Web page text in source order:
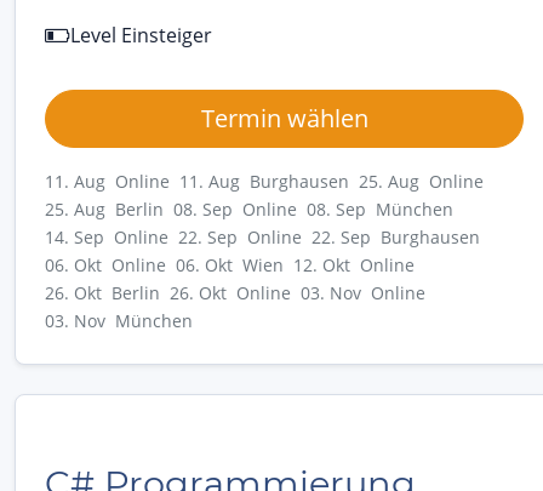
Level Einsteiger
Termin wählen
11. Aug Online 11. Aug Burghausen 25. Aug Online
25. Aug Berlin 08. Sep Online 08. Sep München
14. Sep Online 22. Sep Online 22. Sep Burghausen
06. Okt Online 06. Okt Wien 12. Okt Online
26. Okt Berlin 26. Okt Online 03. Nov Online
03. Nov München